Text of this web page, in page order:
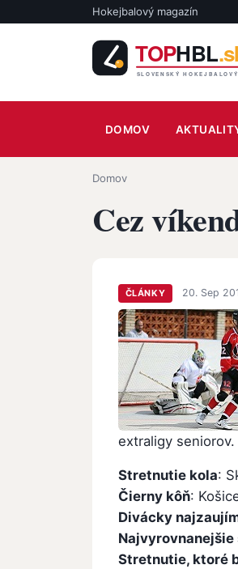
Skočiť na hlavný obsahHokejbalový magazín
Main
DOMOV
Omrvinka
Domov
Cez
ČLÁNKY 20. Sep
extraligy seniorov.
Stretnutie kola:
Čierny kôň:
Divácky
Stretnutie, ktoré